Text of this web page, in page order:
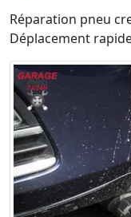
Réparation pneu
Déplacement